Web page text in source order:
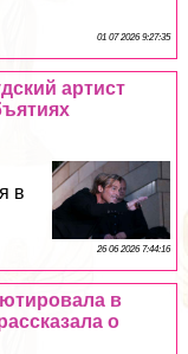
01 07 2026 9:27:35
артист
в
26 06 2026 7:44:16
в
о